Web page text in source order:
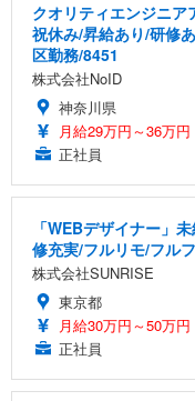
クオリティエンジニア
祝休み/昇給あり/研修
区勤務/8451
株式会社NoID
神奈川県
月給29万円～36万円
正社員
「WEBデザイナー」
修充実/フルリモ/フル
株式会社SUNRISE
東京都
月給30万円～50万円
正社員